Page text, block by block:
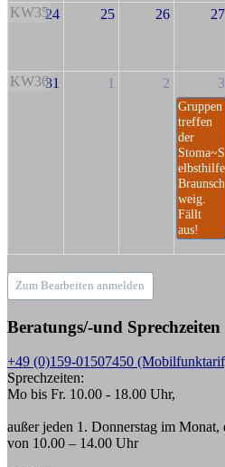
KW3524 25 26 27
KW3631 1 2 3
Gruppen
treffen
der
Stoma~S
elbsthilfe
Braunsch
weig.
Fällt
aus!
Zum Bearbeiten anmelden
Beratungs/-und Sprechzeiten
+49 (0)159-01507450
Sprechzeiten:
Mo bis Fr. 10.00 - 18.00 Uhr,
außer jeden 1. Donnerstag im
von 10.00 – 14.00 Uhr